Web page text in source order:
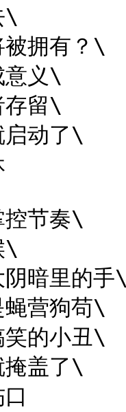
\
被拥有？\
意义\
存留\
启动了\
控节奏\
\
阴暗里的手\
蝇营狗苟\
笑的小丑\
掩盖了\